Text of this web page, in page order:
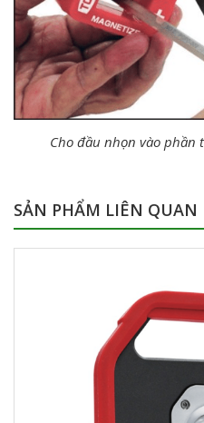
Cho đầu nhọn vào phần
SẢN PHẨM LIÊN QUAN